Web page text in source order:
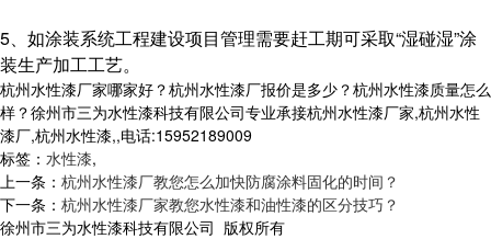
5、如涂装系统工程建设项目管理需要赶工期可采取“湿碰湿”涂
装生产加工工艺。
杭州水性漆厂家哪家好？杭州水性漆厂报价是多少？杭州水性漆质量怎么
样？徐州市三为水性漆科技有限公司专业承接杭州水性漆厂家,杭州水性
漆厂,杭州水性漆,,电话:15952189009
标签： 水性漆,
上一条： 杭州水性漆厂教您怎么加快防腐涂料固化的时间？
下一条： 杭州水性漆厂家教您水性漆和油性漆的区分技巧？
徐州市三为水性漆科技有限公司 版权所有